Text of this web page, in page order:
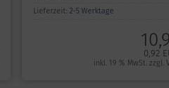
Lieferzeit: 2-5 Werktage
0,92
inkl. 19 % MwSt. zzgl.